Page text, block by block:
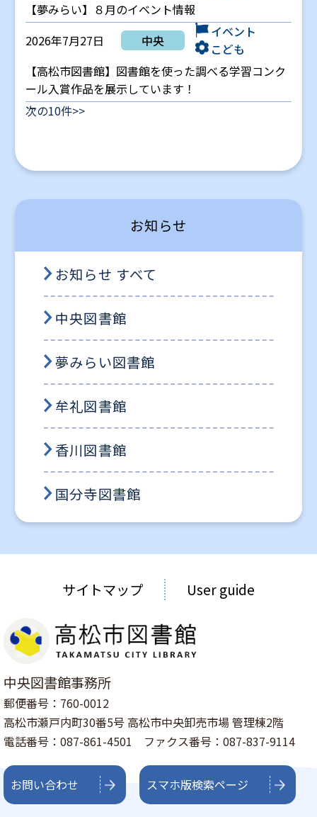
【夢みらい】８月のイベント情報
2026年7月27日
中央
イベント
こども
【高松市図書館】図書館を使った調べる学習コンク
ール入賞作品を展示しています！
次の10件>>
お知らせ
お知らせ すべて
中央図書館
夢みらい図書館
牟礼図書館
香川図書館
国分寺図書館
サイトマップ User guide
中央図書館事務所
郵便番号：760-0012
高松市瀬戸内町30番5号 高松市中央卸売市場 管理棟2階
電話番号：087-861-4501 ファクス番号：087-837-9114
お問い合わせ スマホ版検索ページ